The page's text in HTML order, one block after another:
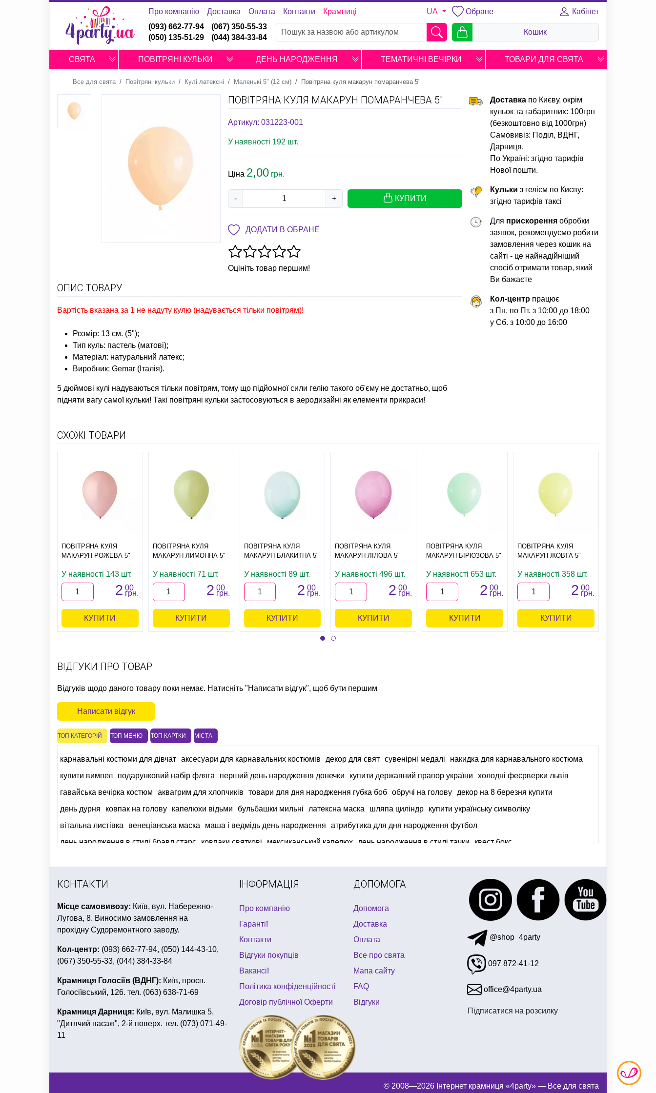
Про компанію Доставка Оплата Контакти Крамниці UA Обране
Кабінет
(093) 662-77-94
(050) 135-51-29
(067) 350-55-33
(044) 384-33-84
Кошик
СВЯТА ПОВІТРЯНІ КУЛЬКИ ДЕНЬ НАРОДЖЕННЯ ТЕМАТИЧНІ ВЕЧІРКИ ТОВАРИ ДЛЯ СВЯТА
Все для свята Повітряні кульки Кулі латексні Маленькі 5" (12 см) Повітряна куля макарун помаранчева 5"
ПОВІТРЯНА КУЛЯ МАКАРУН ПОМАРАНЧЕВА 5"
Артикул: 031223-001
У наявності 192 шт.
Ціна 2,00 грн.
- + КУПИТИ
ДОДАТИ В ОБРАНЕ
Оцініть товар першим!
ОПИС ТОВАРУ
Вартість вказана за 1 не надуту кулю (надувається тільки повітрям)!
Розмір: 13 см. (5");
Тип куль: пастель (матові);
Матеріал: натуральний латекс;
Виробник: Gemar (Італія).
5 дюймові кулі надуваються тільки повітрям, тому що підйомної сили гелію такого об'єму не достатньо, щоб
підняти вагу самої кульки! Такі повітряні кульки застосовуються в аеродизайні як елементи прикраси!
Доставкапо Києву, окрім
кульок та габаритних: 100грн
(безкоштовно від 1000грн)
Самовивіз: Поділ, ВДНГ,
Дарниця.
По Україні: згідно тарифів
Нової пошти.
Кульки з гелієм по Києву:
згідно тарифів таксі
Для прискоренняобробки
заявок, рекомендуємо робити
замовлення через кошик на
сайті - це найнадійніший
спосіб отримати товар, який
Ви бажаєте
Кол-центрпрацює
з Пн. по Пт. з 10:00 до 18:00
у Сб. з 10:00 до 16:00
СХОЖІ ТОВАРИ
ПОВІТРЯНА КУЛЯ
МАКАРУН РОЖЕВА 5"
У наявності 143 шт.
2 00
грн.
КУПИТИ
ПОВІТРЯНА КУЛЯ
МАКАРУН ЛИМОННА 5"
У наявності 71 шт.
2 00
грн.
КУПИТИ
ПОВІТРЯНА КУЛЯ
МАКАРУН БЛАКИТНА 5"
У наявності 89 шт.
2 00
грн.
КУПИТИ
ПОВІТРЯНА КУЛЯ
МАКАРУН ЛІЛОВА 5"
У наявності 496 шт.
2 00
грн.
КУПИТИ
ПОВІТРЯНА КУЛЯ
МАКАРУН БІРЮЗОВА 5"
У наявності 653 шт.
2 00
грн.
КУПИТИ
ПОВІТРЯНА КУЛЯ
МАКАРУН ЖОВТА 5"
У наявності 358 шт.
2 00
грн.
КУПИТИ
ВІДГУКИ ПРО ТОВАР
Відгуків щодо даного товару поки немає. Натисніть "Написати відгук", щоб бути першим
Написати відгук
ТОП КАТЕГОРІЙ ТОП МЕНЮ ТОП КАРТКИ МІСТА
карнавальні костюми для дівчат аксесуари для карнавальних костюмів декор для свят сувенірні медалі
накидка для карнавального костюма
купити вимпел
подарунковий набір фляга перший день народження донечки купити державний прапор україни
холодні феєрверки львів
гавайська вечірка костюм
аквагрим для хлопчиків товари для дня народження губка боб обручі на голову
декор на 8 березня купити
день дурня
ковпак на голову капелюхи відьми бульбашки мильні латексна маска шляпа циліндр
купити українську символіку
вітальна листівка
венеціанська маска маша і ведмідь день народження
атрибутика для дня народження футбол
день народження в стилі бравл старс ковпаки святкові мексиканський капелюх день народження в стилі тачки квест бокс
КОНТАКТИ
Місце самовивозу: Київ, вул. Набережно-
Лугова, 8. Виносимо замовлення на
прохідну Судоремонтного заводу.
Кол-центр: (093) 662-77-94, (050) 144-43-10,
(067) 350-55-33, (044) 384-33-84
Крамниця Голосіїв (ВДНГ): Київ, просп.
Голосіївський, 126. тел. (063) 638-71-69
Крамниця Дарниця: Київ, вул. Малишка 5,
"Дитячий пасаж", 2-й поверх. тел. (073) 071-49-
11
ІНФОРМАЦІЯ
Про компанію
Гарантії
Контакти
Відгуки покупців
Вакансії
Політика конфіденційності
Договір публічної Оферти
ДОПОМОГА
Допомога
Доставка
Оплата
Все про свята
Мапа сайту
FAQ
Відгуки
@shop_4party
097 872-41-12
office@4party.ua
Підписатися на розсилку
© 2008—2026 Інтернет крамниця «4party» — Все для свята